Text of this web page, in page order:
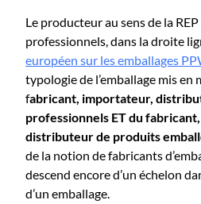
Le producteur au sens de la
professionnels, dans la droite
européen sur les emballages
typologie de l’emballage mis en
fabricant, importateur,
professionnels ET du
distributeur de produits
de la notion de fabricants
descend encore d’un échelon
d’un emballage.